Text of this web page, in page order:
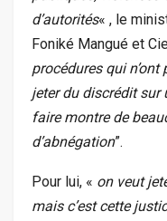
d’autorités« , le
Foniké Mangué et
procédures qui
jeter du discrédit sur
faire montre de
d’abnégation”.
Pour lui, « on veut
mais c’est cette